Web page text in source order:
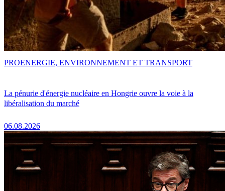
La pénurie d'énergie nucléaire en Hongrie ouvre la voie à la
libéralisation du marché
06.08.2026
PROENERGIE, ENVIRONNEMENT ET TRANSPORT